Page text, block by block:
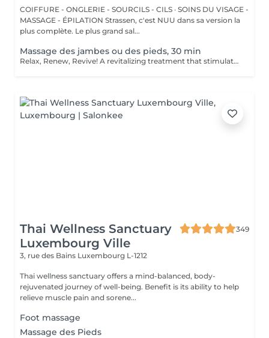
COIFFURE - ONGLERIE - SOURCILS - CILS · SOINS DU VISAGE -
MASSAGE - ÉPILATION Strassen, c'est NUU dans sa version la
plus complète. Le plus grand sal...
Massage des jambes ou des pieds, 30 min
Relax, Renew, Revive! A revitalizing treatment that stimulates circulation, reduces fluid retention, and relieves muscle fatigue. Ideal for clients who spend long hours standing, exercising, or traveling. Light or firm pressure can be tailored to your needs. Age restrictions: there are no age restrictions for this procedure. Post procedure recommendations: do not do sport and any sharp movements for 2-3 hours after the procedure. Frequency: 1-2 times per week, 10 times in total. Repeat once in 3-6 months.
Thai Wellness Sanctuary
Luxembourg Ville
349
3, rue des Bains Luxembourg L-1212
Thai wellness sanctuary offers a mind-balanced, body-
rejuvenated journey of well-being. Benefit is its ability to help
relieve muscle pain and sorene...
Foot massage
Massage des Pieds